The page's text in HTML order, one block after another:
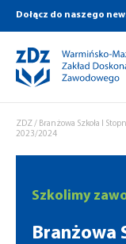
Dołącz do naszego
ZDZ/ Branżowa Szkoła I
2023/2024
Szkolimy
Branżowa